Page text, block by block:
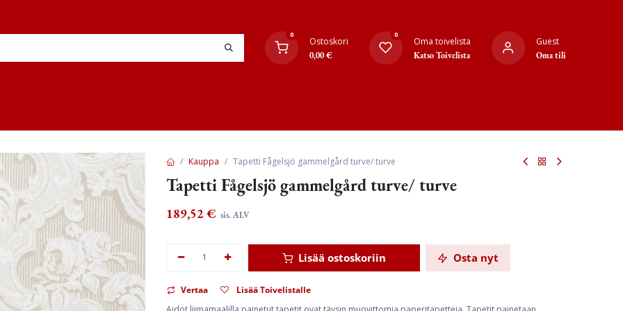
0
Ostoskori
0,00€
0
Oma toivelista
Katso Toivelista
Guest
Oma tili
Kauppa Tapetti Fågelsjö gammelgård turve/ turve
Tapetti Fågelsjö gammelgård turve/ turve
189,52€ sis. ALV
Lisää ostoskoriin Osta nyt
Vertaa
Lisää Toivelistalle